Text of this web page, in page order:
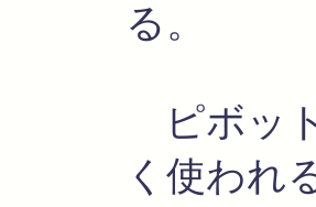
る。
ピボッ
く使われ